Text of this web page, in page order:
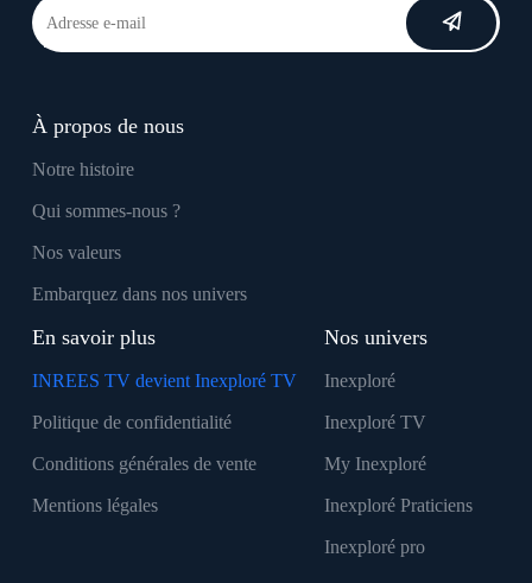
À propos de nous
Notre histoire
Qui sommes-nous ?
Nos valeurs
Embarquez dans nos univers
En savoir plus
INREES TV devient Inexploré TV
Politique de confidentialité
Conditions générales de vente
Mentions légales
Nos univers
Inexploré
Inexploré TV
My Inexploré
Inexploré Praticiens
Inexploré pro